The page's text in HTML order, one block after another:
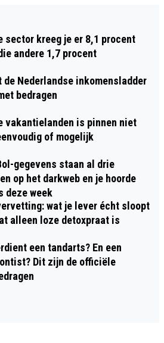
sector kreeg je er 8,1 procent
andere 1,7 procent
de Nederlandse inkomensladder
bedragen
vakantielanden is pinnen niet
of mogelijk
gegevens staan al drie
op het darkweb en je hoorde
deze week
wat je lever écht sloopt
alleen loze detoxpraat is
een tandarts? En een
Dit zijn de officiële